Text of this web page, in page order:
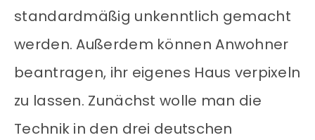
standardmäßig unkenntlich gemacht
werden. Außerdem können Anwohner
beantragen, ihr eigenes Haus verpixeln
zu lassen. Zunächst wolle man die
Technik in den drei deutschen